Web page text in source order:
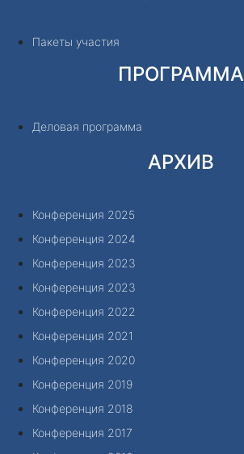
Пакеты участия
ПРОГРАММА
Деловая программа
АРХИВ
Конференция 2025
Конференция 2024
Конференция 2023
Конференция 2023
Конференция 2022
Конференция 2021
Конференция 2020
Конференция 2019
Конференция 2018
Конференция 2017